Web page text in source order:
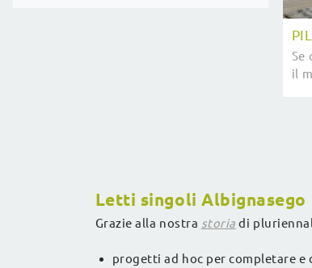
Se
il
Letti singoli Albignasego
Grazie alla nostra storia di
progetti ad hoc per completare e